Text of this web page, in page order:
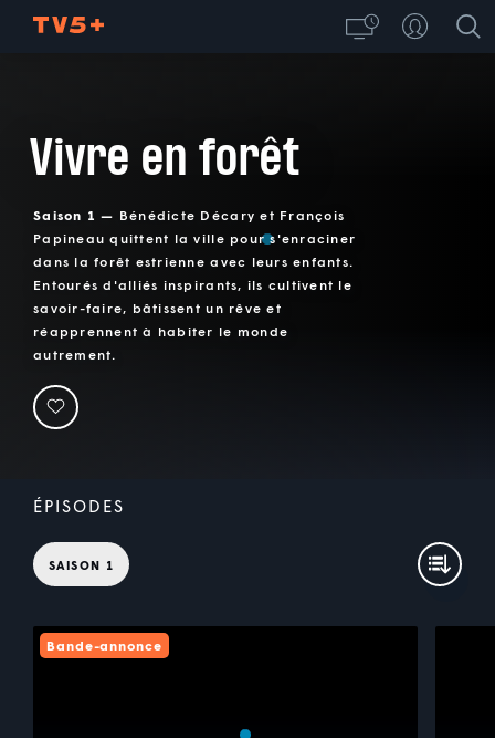
Vivre en forêt
Saison 1 — Bénédicte Décary et François
Papineau quittent la ville pour s'enraciner
dans la forêt estrienne avec leurs enfants.
Entourés d'alliés inspirants, ils cultivent le
savoir-faire, bâtissent un rêve et
réapprennent à habiter le monde
autrement.
ÉPISODES
SAISON 1
Bande-annonce